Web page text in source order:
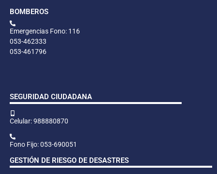
BOMBEROS
Emergencias Fono: 116
053-462333
053-461796
SEGURIDAD CIUDADANA
Celular: 988880870
Fono Fijo: 053-690051
GESTIÓN DE RIESGO DE DESASTRES